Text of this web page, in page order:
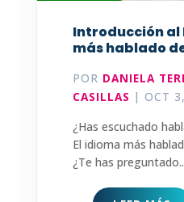
Introducción al
más hablado
POR DANIELA
CASILLAS | OCT
¿Has escuchado
El idioma más
¿Te has